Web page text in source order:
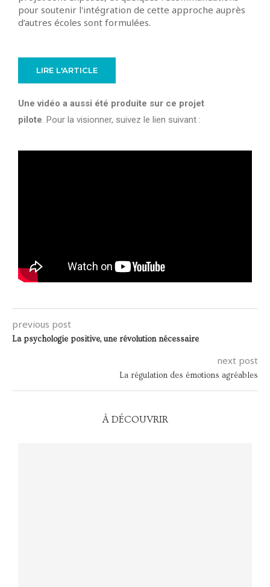
pour soutenir l'intégration de cette approche auprès
d’autres écoles sont formulées.
LIRE L'ARTICLE
Une vidéo a aussi été produite sur ce projet
pilote. Pour la visionner, suivez le lien suivant :
previous post
La psychologie positive, une révolution nécessaire
next post
La régulation des émotions agréables
À DÉCOUVRIR